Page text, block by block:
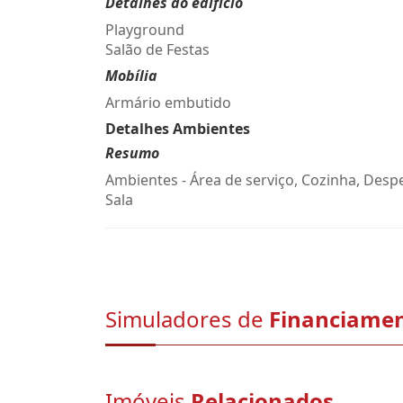
Playground
Salão de Festas
Mobília
Armário embutido
Detalhes Ambientes
Resumo
Ambientes - Área de serviço, Cozinha,
Sala
Simuladores de